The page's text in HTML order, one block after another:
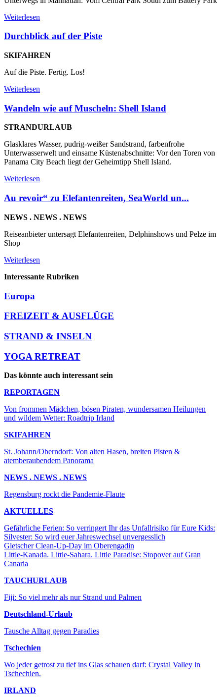
Weiterlesen
Durchblick auf der Piste
SKIFAHREN
Auf die Piste. Fertig. Los!
Weiterlesen
Wandeln wie auf Muscheln: Shell Island
STRANDURLAUB
Glasklares Wasser, pudrig-weißer Sandstrand, farbenfrohe
Unterwasserwelt und einsame Küstenabschnitte: Vor den Toren von
Panama City Beach liegt der Geheimtipp Shell Island.
Weiterlesen
Au revoir“ zu Elefantenreiten, SeaWorld un...
NEWS . NEWS . NEWS
Reiseanbieter untersagt Elefantenreiten, Delphinshows und Pelze im
Shop
Weiterlesen
Interessante Rubriken
Europa
FREIZEIT & AUSFLÜGE
STRAND & INSELN
YOGA RETREAT
Das könnte auch interessant sein
REPORTAGEN
Von frommen Mädchen, bösen Piraten, wundersamen Heilungen
und wildem Wetter: Roadtrip Irland
SKIFAHREN
St. Johann/Oberndorf: Von alten Hasen, breiten Pisten &
atemberaubendem Panorama
NEWS . NEWS . NEWS
Regensburg rockt die Pandemie-Flaute
AKTUELLES
Gefährliche Ferien: So verringert Ihr das Unfallrisiko für Eure Kids:
Silvester: So wird euer Jahreswechsel unvergesslich
Gletscher Clean-Up-Day im Oberengadin
Little-Kanada. Little-Sahara. Little Paradise: Stopover auf Gran
Canaria
TAUCHURLAUB
Fiji: So viel mehr als nur Strand und Palmen
Deutschland-Urlaub
Tausche Alltag gegen Paradies
Tschechien
Wo jeder getrost zu tief ins Glas schauen darf: Crystal Valley in
Tschechien.
IRLAND